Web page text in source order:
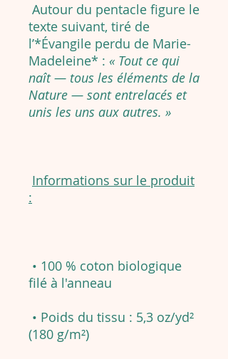
Autour du pentacle figure le
texte suivant, tiré de
l’*Évangile perdu de Marie-
Madeleine* : « Tout ce qui
naît — tous les éléments de la
Nature — sont entrelacés et
unis les uns aux autres. »
Informations sur le produit
:
• 100 % coton biologique
filé à l'anneau
• Poids du tissu : 5,3 oz/yd²
(180 g/m²)